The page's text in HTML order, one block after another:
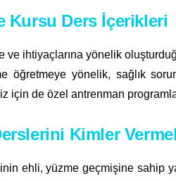
Kursu Ders İçerikleri
ihtiyaçlarına yönelik
öğretmeye yönelik, sağlık
için de özel antrenman
Kimler
ehli, yüzme geçmişine sahip